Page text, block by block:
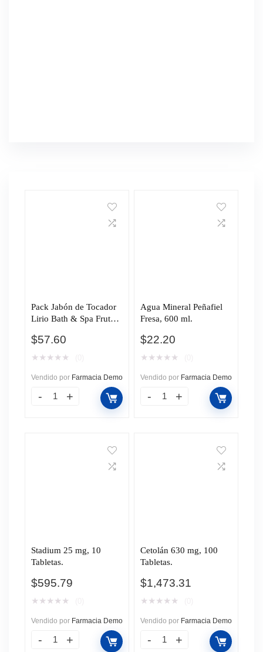
Pack Jabón de Tocador
Lirio Bath & Spa Frutos
100 gr c/u.
$57.60
★ ★ ★ ★ ★
Vendido por Farmacia Demo
Agua Mineral Peñafiel
Fresa, 600 ml.
$22.20
★ ★ ★ ★ ★
Vendido por Farmacia Demo
Stadium 25 mg, 10
Tabletas.
$595.79
★ ★ ★ ★ ★
Vendido por Farmacia Demo
Cetolán 630 mg, 100
Tabletas.
$1,473.31
★ ★ ★ ★ ★
Vendido por Farmacia Demo